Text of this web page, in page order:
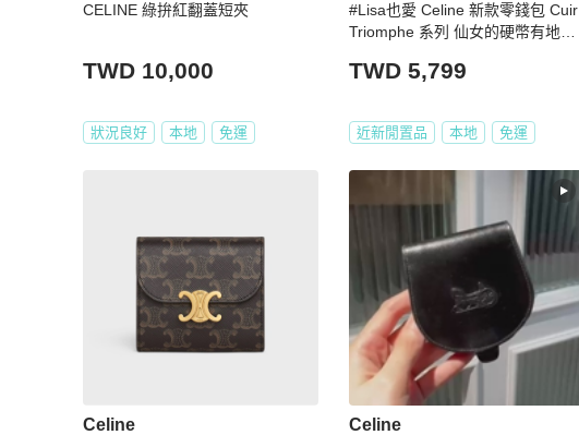
CELINE 綠拚紅翻蓋短夾
TWD 10,000
狀況良好 本地 免運
#Lisa也愛 Celine 新款零錢包 Cuir
Triomphe 系列 仙女的硬幣有地方
TWD 5,799
近新閒置品 本地 免運
Celine Celine